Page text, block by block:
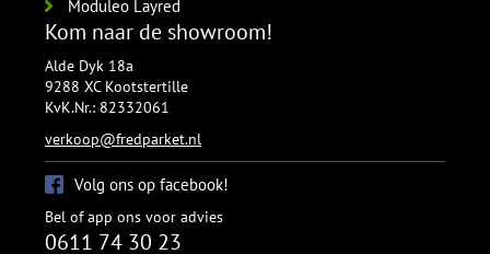
Moduleo Layred
Kom naar de showroom!
Alde Dyk 18a
9288 XC Kootstertille
KvK.Nr.: 82332061
verkoop@fredparket.nl
Volg ons op facebook!
Bel of app ons voor advies
0611 74 30 23